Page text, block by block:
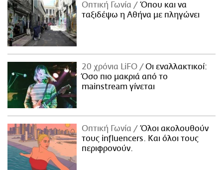
Οπτική Γωνία
Όπου και να
ταξιδέψω η Αθήνα με πληγώνει
20 χρόνια LiFO
Οι εναλλακτικοί:
Όσο πιο μακριά από το
mainstream γίνεται
Οπτική Γωνία
Όλοι ακολουθούν
τους influencers. Και όλοι τους
περιφρονούν.